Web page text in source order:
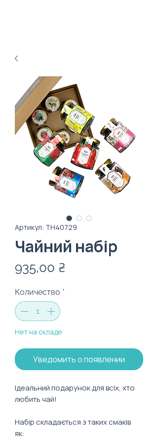
Артикул: TH40729
Чайний набір
935,00 ₴
Количество *
Нет на складе
Уведомить о появлении
Ідеальний подарунок для всіх, хто
любить чай!
Набір складається з таких смаків
як: